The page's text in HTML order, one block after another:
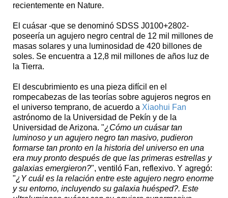
recientemente en Nature.
El cuásar -que se denominó SDSS J0100+2802-
poseería un agujero negro central de 12 mil millones de
masas solares y una luminosidad de 420 billones de
soles. Se encuentra a 12,8 mil millones de años luz de
la Tierra.
El descubrimiento es una pieza difícil en el
rompecabezas de las teorías sobre agujeros negros en
el universo temprano, de acuerdo a Xiaohui Fan
astrónomo de la Universidad de Pekín y de la
Universidad de Arizona. "¿Cómo un cuásar tan
luminoso y un agujero negro tan masivo, pudieron
formarse tan pronto en la historia del universo en una
era muy pronto después de que las primeras estrellas y
galaxias emergieron?", ventiló Fan, reflexivo. Y agregó:
"¿Y cuál es la relación entre este agujero negro enorme
y su entorno, incluyendo su galaxia huésped?. Este